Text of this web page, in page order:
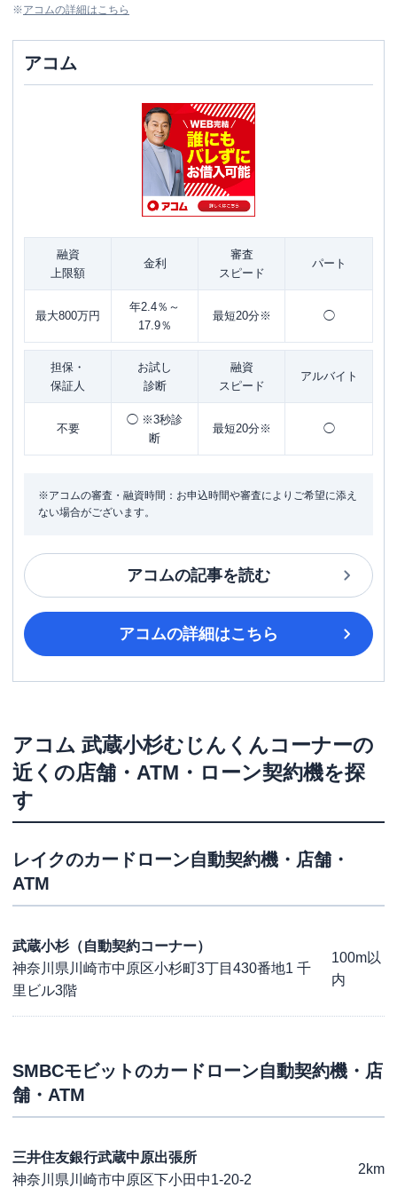
※アコムの詳細はこちら
アコム
融資
上限額
金利
審査
スピード
パート
最大800万円
年2.4％～
17.9％
最短20分※ ◯
担保・
保証人
お試し
診断
融資
スピード
アルバイト
不要
◯ ※3秒診
断
最短20分※ ◯
※アコムの審査・融資時間：お申込時間や審査によりご希望に添え
ない場合がございます。
アコムの記事を読む
アコムの詳細はこちら
アコム 武蔵小杉むじんくんコーナーの
近くの店舗・ATM・ローン契約機を探
す
レイクのカードローン自動契約機・店舗・
ATM
武蔵小杉（自動契約コーナー）
神奈川県川崎市中原区小杉町3丁目430番地1 千
里ビル3階
100m以
内
SMBCモビットのカードローン自動契約機・店
舗・ATM
三井住友銀行武蔵中原出張所
神奈川県川崎市中原区下小田中1-20-2
2km